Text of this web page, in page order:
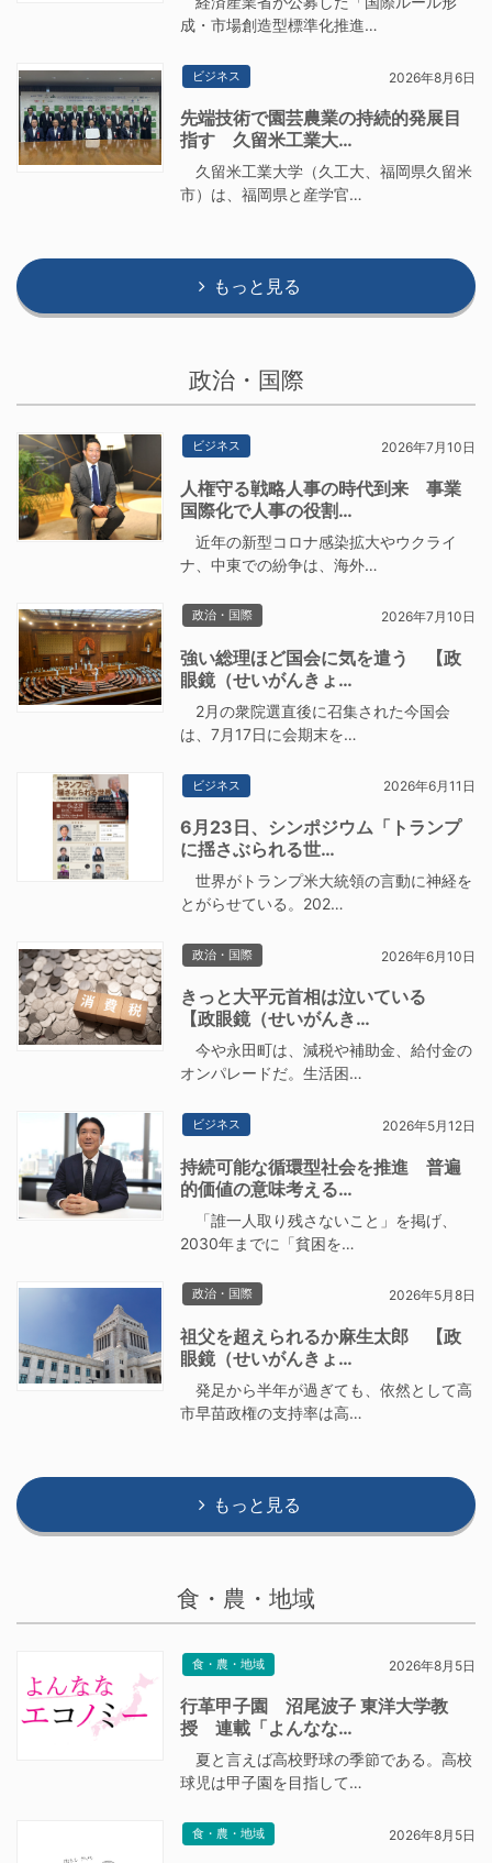
成・市場創造型標準化推進…
ビジネス 2026年8月6日
先端技術で園芸農業の持続的発展目
指す 久留米工業大…
久留米工業大学（久工大、福岡県久留米
市）は、福岡県と産学官…
もっと見る
政治・国際
ビジネス 2026年7月10日
人権守る戦略人事の時代到来 事業
国際化で人事の役割…
近年の新型コロナ感染拡大やウクライ
ナ、中東での紛争は、海外…
政治・国際 2026年7月10日
強い総理ほど国会に気を遣う 【政
眼鏡（せいがんきょ…
2月の衆院選直後に召集された今国会
は、7月17日に会期末を…
ビジネス 2026年6月11日
6月23日、シンポジウム「トランプ
に揺さぶられる世…
世界がトランプ米大統領の言動に神経を
とがらせている。202…
政治・国際 2026年6月10日
きっと大平元首相は泣いている
【政眼鏡（せいがんき…
今や永田町は、減税や補助金、給付金の
オンパレードだ。生活困…
ビジネス 2026年5月12日
持続可能な循環型社会を推進 普遍
的価値の意味考える…
「誰一人取り残さないこと」を掲げ、
2030年までに「貧困を…
政治・国際 2026年5月8日
祖父を超えられるか麻生太郎 【政
眼鏡（せいがんきょ…
発足から半年が過ぎても、依然として高
市早苗政権の支持率は高…
もっと見る
食・農・地域
食・農・地域 2026年8月5日
行革甲子園 沼尾波子 東洋大学教
授 連載「よんなな…
夏と言えば高校野球の季節である。高校
球児は甲子園を目指して…
食・農・地域 2026年8月5日